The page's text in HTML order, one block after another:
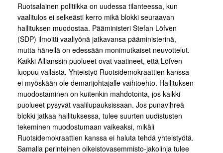
Ruotsalainen politiikka on uudessa tilanteessa, kun
vaalitulos ei selkeästi kerro mikä blokki seuraavan
hallituksen muodostaa. Pääministeri Stefan Löfven
(SDP) ilmoitti vaaliyönä jatkavansa pääministerinä,
mutta hänellä on edessään monimutkaiset neuvottelut.
Kaikki Allianssin puolueet ovat vaatineet, että Löfven
luopuu vallasta. Yhteistyö Ruotsidemokraattien kanssa
ei myöskään ole demarijohtajalle vaihtoehto. Hallituksen
muodostaminen on kuitenkin mahdotonta, jos kaikki
puolueet pysyvät vaalilupauksissaan. Jos punavihreä
blokki jatkaa hallituksessa, tulee suurten uudistusten
tekeminen muodostumaan vaikeaksi, mikäli
Ruotsidemokraattien kanssa ei haluta tehdä yhteistyötä.
Samalla perinteinen oikeistovasemmisto-jakolinja tulee